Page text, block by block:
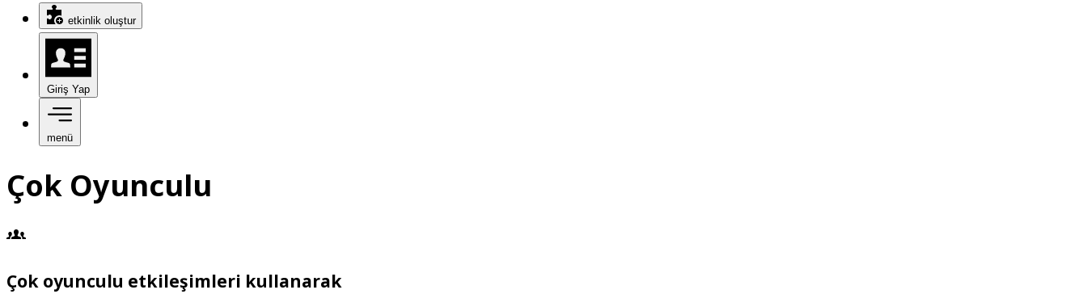
etkinlik oluştur
Giriş Yap
menü
Çok Oyunculu
Çok oyunculu etkileşimleri kullanarak